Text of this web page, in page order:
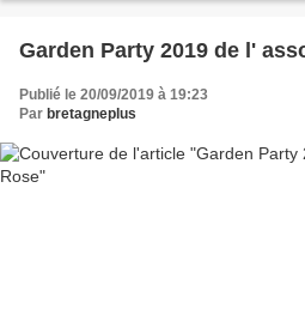
Garden Party 2019 de l'
Publié le 20/09/2019 à 19:23
Par bretagneplus